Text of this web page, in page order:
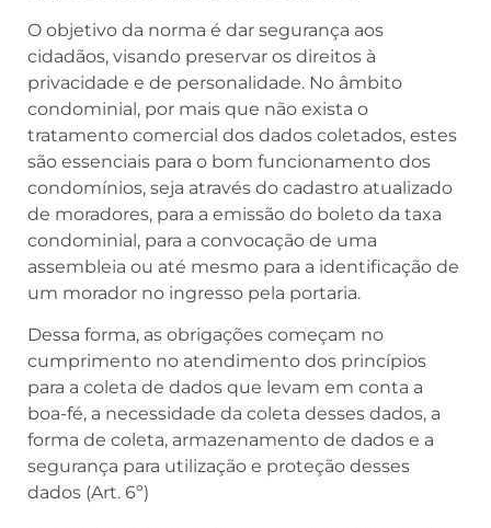
O objetivo da norma é dar segurança aos
cidadãos, visando preservar os direitos à
privacidade e de personalidade. No âmbito
condominial, por mais que não exista o
tratamento comercial dos dados coletados, estes
são essenciais para o bom funcionamento dos
condomínios, seja através do cadastro atualizado
de moradores, para a emissão do boleto da taxa
condominial, para a convocação de uma
assembleia ou até mesmo para a identificação de
um morador no ingresso pela portaria.
Dessa forma, as obrigações começam no
cumprimento no atendimento dos princípios
para a coleta de dados que levam em conta a
boa-fé, a necessidade da coleta desses dados, a
forma de coleta, armazenamento de dados e a
segurança para utilização e proteção desses
dados (Art. 6º)